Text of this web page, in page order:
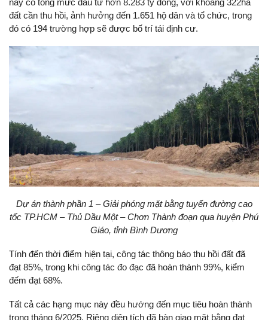
này có tổng mức đầu tư hơn 8.283 tỷ đồng, với khoảng 322ha
đất cần thu hồi, ảnh hưởng đến 1.651 hộ dân và tổ chức, trong
đó có 194 trường hợp sẽ được bố trí tái định cư.
Dự án thành phần 1 – Giải phóng mặt bằng tuyến đường cao
tốc TP.HCM – Thủ Dầu Một – Chơn Thành đoạn qua huyện Phú
Giáo, tỉnh Bình Dương
Tính đến thời điểm hiện tại, công tác thông báo thu hồi đất đã
đạt 85%, trong khi công tác đo đạc đã hoàn thành 99%, kiểm
đếm đạt 68%.
Tất cả các hạng mục này đều hướng đến mục tiêu hoàn thành
trong tháng 6/2025. Riêng diện tích đã bàn giao mặt bằng đạt